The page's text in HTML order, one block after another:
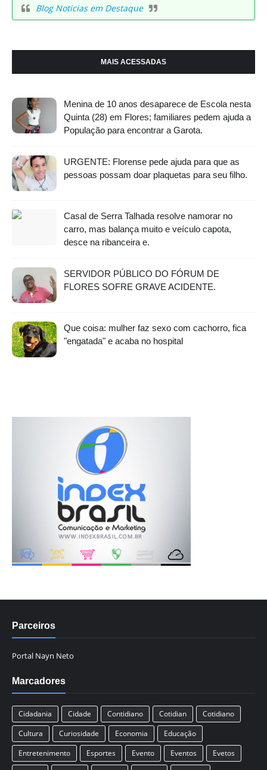
Blog Noticias em Destaque
MAIS ACESSADAS
Menina de 10 anos desaparece de Escola nesta
Quinta (28) em Flores; familiares pedem ajuda a
População para encontrar a Garota.
URGENTE: Florense pede ajuda para que as
pessoas possam doar plaquetas para seu filho.
Casal de Serra Talhada resolve namorar no
carro, mas balança muito e veículo capota,
desce na ribanceira e.
SERVIDOR PÚBLICO DO FÓRUM DE
FLORES SOFRE GRAVE ACIDENTE.
Que coisa: mulher faz sexo com cachorro, fica
"engatada" e acaba no hospital
Parceiros
Portal Nayn Neto
Marcadores
Cidadania Cidade Contidiano Cotidian
Cotidiano
Cultura
Curiosidade Economia
Educação
Entretenimento
Esportes Evento Eventos
Evetos